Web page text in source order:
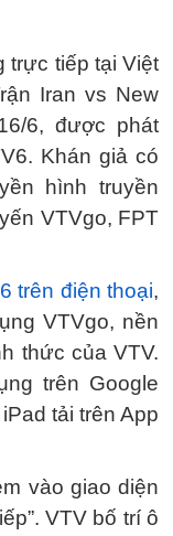
trực tiếp tại Việt
Iran vs New
6, được phát
Khán giả có
hình truyền
VTVgo, FPT
trên điện thoại,
VTVgo, nền
thức của VTV.
trên Google
tải trên App
vào giao diện
VTV bố trí ô